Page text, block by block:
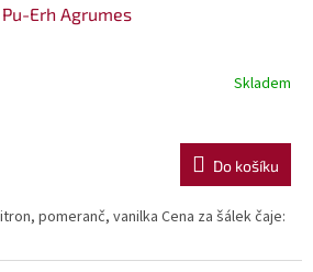
Pu-Erh Agrumes
Skladem
Do košíku
pomeranč, vanilka Cena za šálek čaje: